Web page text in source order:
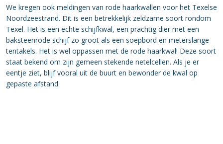
We kregen ook meldingen van rode haarkwallen voor het Texelse
Noordzeestrand. Dit is een betrekkelijk zeldzame soort rondom
Texel. Het is een echte schijfkwal, een prachtig dier met een
baksteenrode schijf zo groot als een soepbord en meterslange
tentakels. Het is wel oppassen met de rode haarkwal! Deze soort
staat bekend om zijn gemeen stekende netelcellen. Als je er
eentje ziet, blijf vooral uit de buurt en bewonder de kwal op
gepaste afstand.